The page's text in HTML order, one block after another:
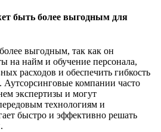
быть более выгодным для
выгодным, так как он
на найм и обучение персонала,
расходов и обеспечить гибкость
Аутсорсинговые компании часто
экспертизы и могут
технологиям и
быстро и эффективно решать